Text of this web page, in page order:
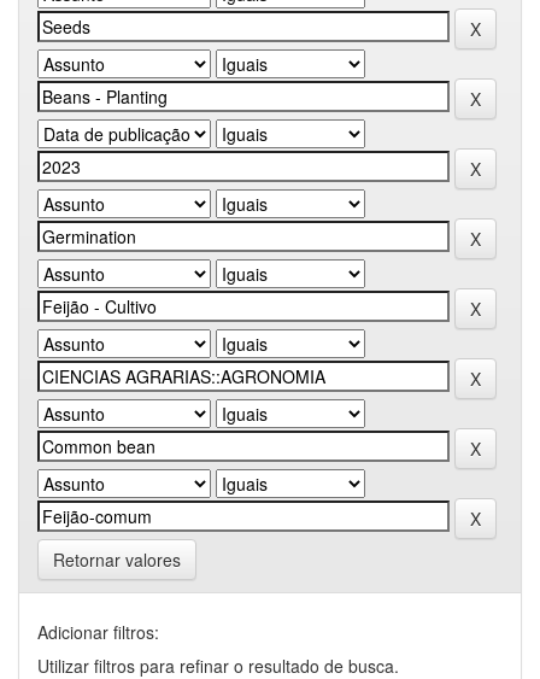
Retornar valores
Adicionar filtros:
Utilizar filtros para refinar o resultado de busca.